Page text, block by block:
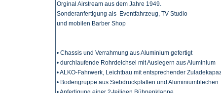
Orginal Airstream aus dem Jahre 1949.
Sonderanfertigung als Eventfahrzeug, TV Studio
und mobilen Barber Shop
• Chassis und Verrahmung aus Aluminium gefertigt
• durchlaufende Rohrdeichsel mit Auslegern aus Aluminium
• ALKO-Fahrwerk, Leichtbau mit entsprechender
• Bodengruppe aus Siebdruckplatten und Aluminiumblechen